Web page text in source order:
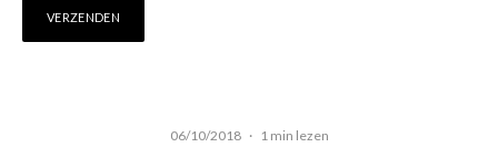
06/10/2018 · 1 min lezen